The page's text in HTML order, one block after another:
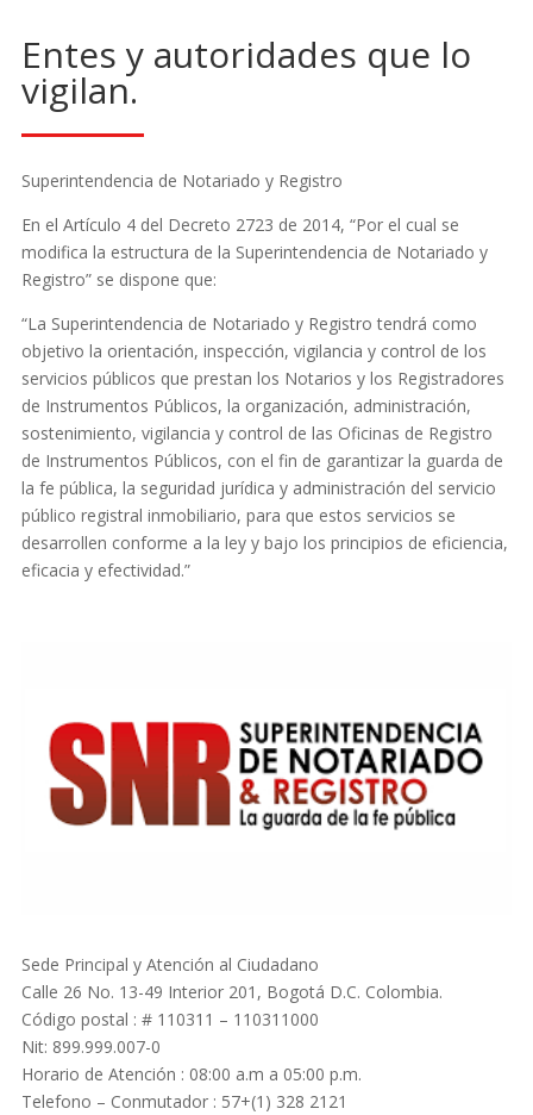
Entes y autoridades que lo
vigilan.
Superintendencia de Notariado y Registro
En el Artículo 4 del Decreto 2723 de 2014, “Por el cual se
modifica la estructura de la Superintendencia de Notariado y
Registro” se dispone que:
“La Superintendencia de Notariado y Registro tendrá como
objetivo la orientación, inspección, vigilancia y control de los
servicios públicos que prestan los Notarios y los Registradores
de Instrumentos Públicos, la organización, administración,
sostenimiento, vigilancia y control de las Oficinas de Registro
de Instrumentos Públicos, con el fin de garantizar la guarda de
la fe pública, la seguridad jurídica y administración del servicio
público registral inmobiliario, para que estos servicios se
desarrollen conforme a la ley y bajo los principios de eficiencia,
eficacia y efectividad.”
Sede Principal y Atención al Ciudadano
Calle 26 No. 13-49 Interior 201, Bogotá D.C. Colombia.
Código postal : # 110311 – 110311000
Nit: 899.999.007-0
Horario de Atención : 08:00 a.m a 05:00 p.m.
Telefono – Conmutador : 57+(1) 328 2121